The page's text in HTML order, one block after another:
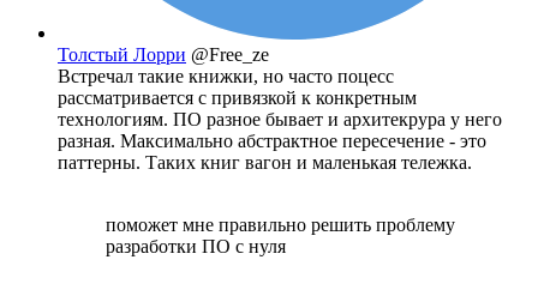
Толстый Лорри @Free_ze
Встречал такие книжки, но часто поцесс
рассматривается с привязкой к конкретным
технологиям. ПО разное бывает и архитекрура у него
разная. Максимально абстрактное пересечение - это
паттерны. Таких книг вагон и маленькая тележка.
поможет мне правильно решить проблему
разработки ПО с нуля